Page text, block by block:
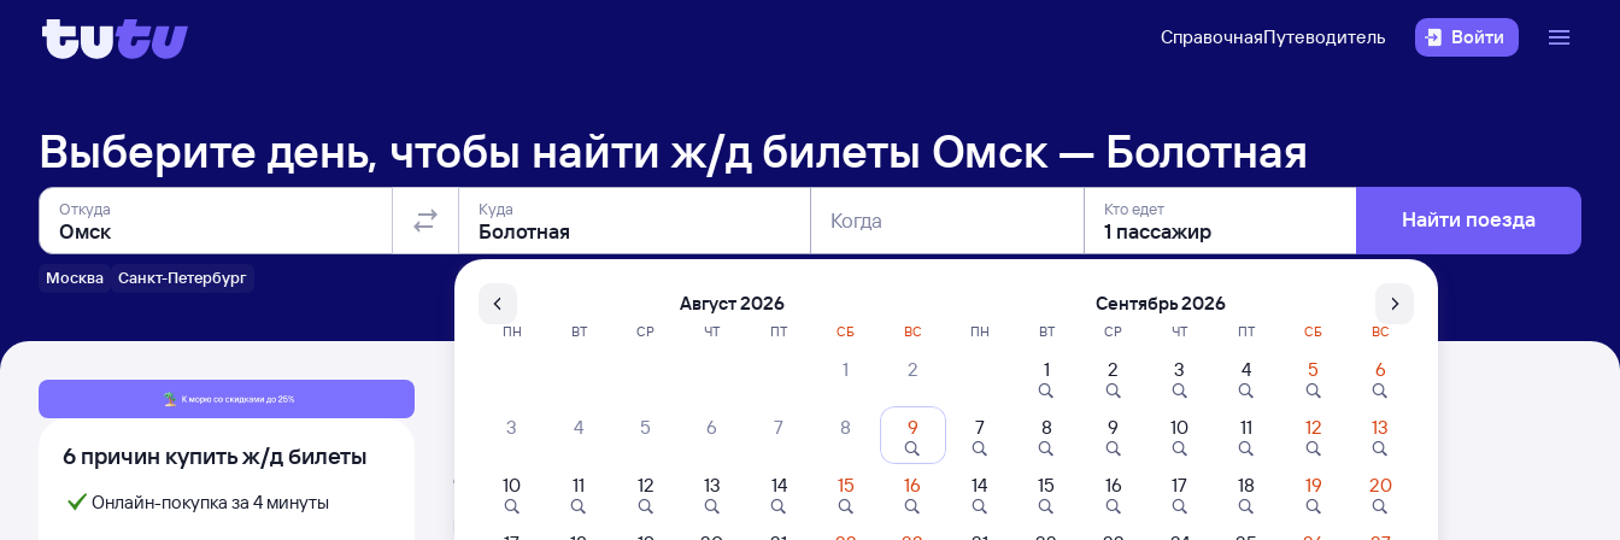
СправочнаяПутеводитель Войти
Выберите день, чтобы найти ж/д билеты Омск — Болотная
Откуда
Москва Санкт-Петербург
Куда Когда Кто едет Найти поезда
6 причин купить ж/д билеты
Онлайн-покупка за 4 минуты
Расписание поездов Омск — Болотная
Открыта продажа билетов на 6 ноября. Отправление и прибытие по местному времени. Цены за 1 пассажира
Тип вагона
Август 2026
ПН ВТ СР ЧТ ПТ СБ ВС
1 2
3 4 5 6 7 8 9
10 11 12 13 14 15 16
Сентябрь 2026
ПН ВТ СР ЧТ ПТ СБ ВС
1 2 3 4 5 6
7 8 9 10 11 12 13
14 15 16 17 18 19 20